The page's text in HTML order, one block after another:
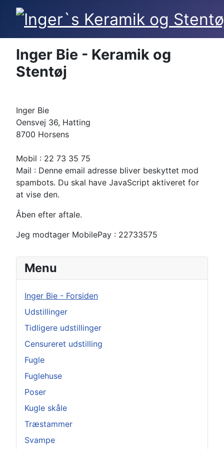
Menu
Inger Bie - Forsiden
Udstillinger
Tidligere udstillinger
Censureret udstilling
Fugle
Fuglehuse
Poser
Kugle skåle
Træstammer
Svampe
Inger Bie - Keramik og
Stentøj
Inger Bie
Oensvej 36, Hatting
8700 Horsens
Mobil : 22 73 35 75
Mail : Denne email adresse bliver beskyttet mod
spambots. Du skal have JavaScript aktiveret for
at vise den.
Åben efter aftale.
Jeg modtager MobilePay : 22733575